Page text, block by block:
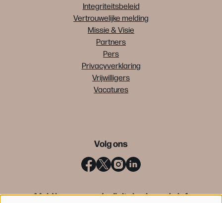
Integriteitsbeleid
Vertrouwelijke melding
Missie & Visie
Partners
Pers
Privacyverklaring
Vrijwilligers
Vacatures
Volg ons
Meld je aan voor de digitale nieuwsbrief